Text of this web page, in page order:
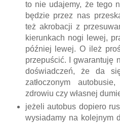
to nie udajemy, że tego
będzie przez nas
też akrobacji z
kierunkach nogi lewej,
później lewej. O ileż
przepuścić. I gwarantuję
doświadczeń, że da
zatłoczonym
zdrowiu czy własnej
jeżeli autobus dopiero
wysiadamy na kolejnym